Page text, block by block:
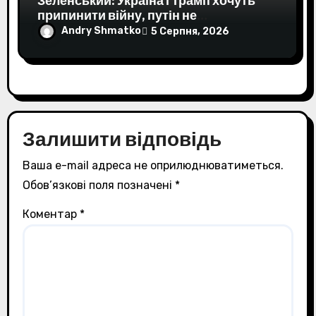
припинити війну, путін не
хочеПрезидент Зеленський заявив,
що Україна, Трамп та європейці хочуть
завершення війни, а Путін не хоче. Він
липня, 06:00 • 26407 перегляди
Andry Shmatko 5 Серпня, 2026
Залишити відповідь
Ваша e-mail адреса не оприлюднюватиметься.
Обов’язкові поля позначені *
Коментар *